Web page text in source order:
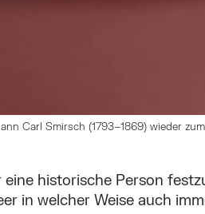
Carl Smirsch (1793–1869) wieder
eine historische Person
in welcher Weise auch